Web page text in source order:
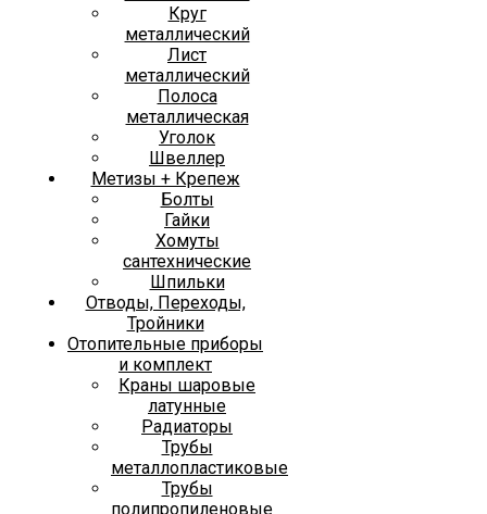
Круг
металлический
Лист
металлический
Полоса
металлическая
Уголок
Швеллер
Метизы + Крепеж
Болты
Гайки
Хомуты
сантехнические
Шпильки
Отводы, Переходы,
Тройники
Отопительные приборы
и комплект
Краны шаровые
латунные
Радиаторы
Трубы
металлопластиковые
Трубы
полипропиленовые